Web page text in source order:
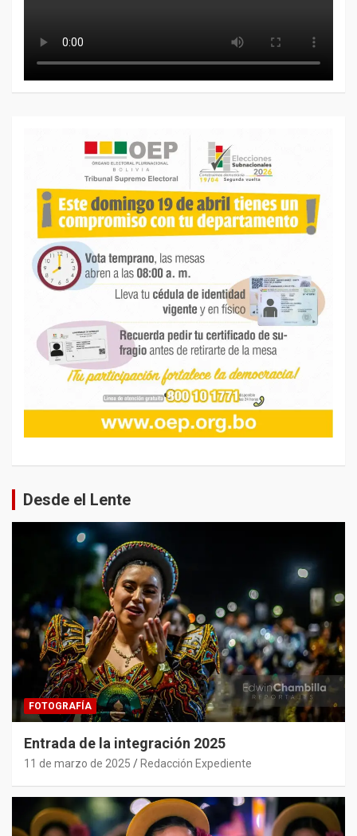
Desde el Lente
FOTOGRAFÍA
Entrada de la integración 2025
11 de marzo de 2025 Redacción Expediente